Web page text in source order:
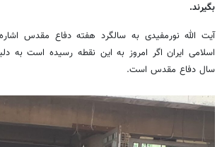
بگیرند.
آیت الله نورمفیدی به سالگرد هفته دفاع مقدس
اسلامی ایران اگر امروز به این نقطه رسیده است
سال دفاع مقدس است.